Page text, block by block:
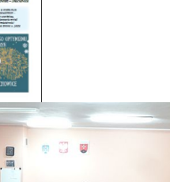
"Nasze
Nr 2/2015